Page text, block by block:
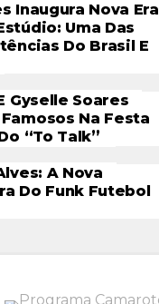
Inaugura Nova Era
Uma Das
Do Brasil E
Gyselle Soares
Na Festa
“To Talk”
A Nova
Do Funk Futebol